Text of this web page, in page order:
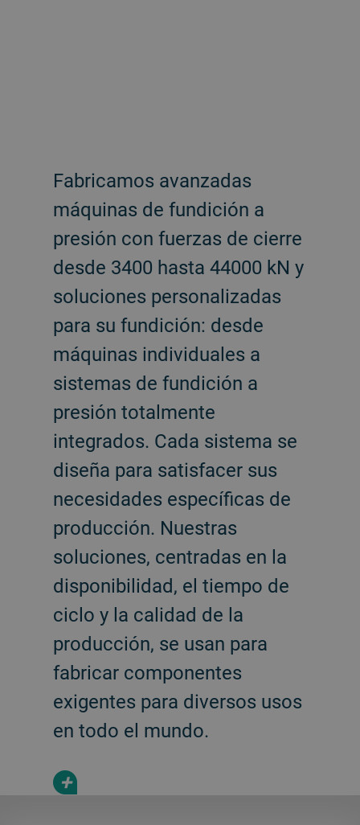
Fabricamos avanzadas
máquinas de fundición a
presión con fuerzas de cierre
desde 3400 hasta 44000 kN y
soluciones personalizadas
para su fundición: desde
máquinas individuales a
sistemas de fundición a
presión totalmente
integrados. Cada sistema se
diseña para satisfacer sus
necesidades específicas de
producción. Nuestras
soluciones, centradas en la
disponibilidad, el tiempo de
ciclo y la calidad de la
producción, se usan para
fabricar componentes
exigentes para diversos usos
en todo el mundo.
+